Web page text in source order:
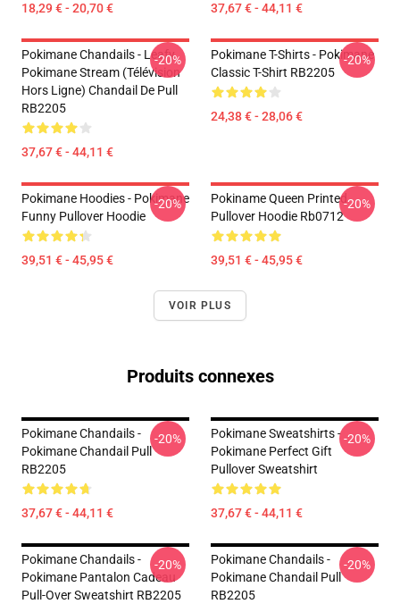
18,29 € - 20,70 € 37,67 € - 44,11 €
Pokimane Chandails - Leafy
Pokimane Stream (Télévision
Hors Ligne) Chandail De Pull
RB2205
37,67 € - 44,11 €
-20%
Pokimane T-Shirts - Pokimane
Classic T-Shirt RB2205
24,38 € - 28,06 €
-20%
Pokimane Hoodies - Pokimane
Funny Pullover Hoodie
39,51 € - 45,95 €
-20%
Pokiname Queen Printed
Pullover Hoodie Rb0712
39,51 € - 45,95 €
-20%
VOIR PLUS
Produits connexes
Pokimane Chandails -
Pokimane Chandail Pull
RB2205
37,67 € - 44,11 €
-20%
Pokimane Sweatshirts -
Pokimane Perfect Gift
Pullover Sweatshirt
37,67 € - 44,11 €
-20%
Pokimane Chandails -
Pokimane Pantalon Cadeau
Pull-Over Sweatshirt RB2205
-20%
Pokimane Chandails -
Pokimane Chandail Pull
RB2205
-20%